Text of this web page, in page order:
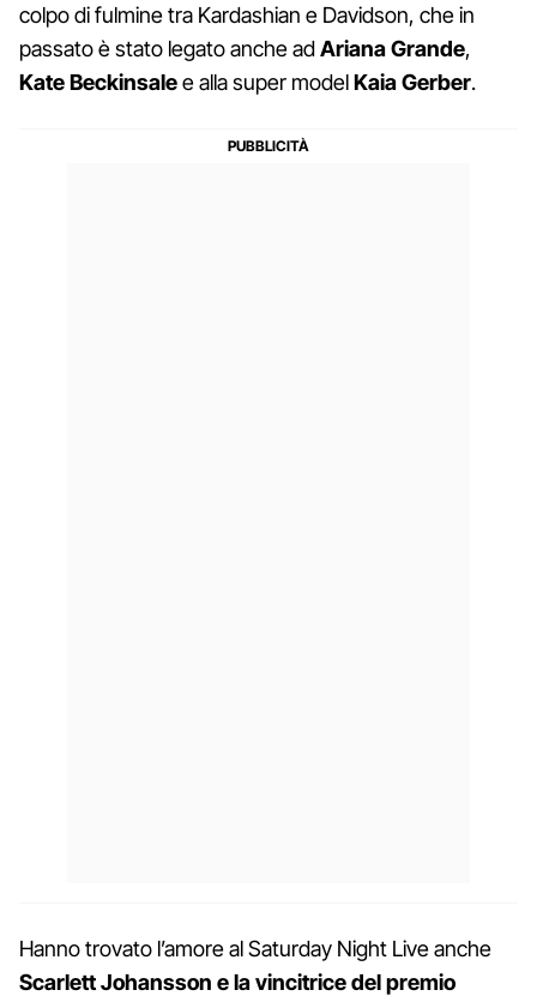
colpo di fulmine tra Kardashian e Davidson, che in
passato è stato legato anche adAriana Grande,
Kate Beckinsalee alla super modelKaia Gerber.
Hanno trovato l’amore al Saturday Night Live anche
Scarlett Johansson e la vincitrice del premio